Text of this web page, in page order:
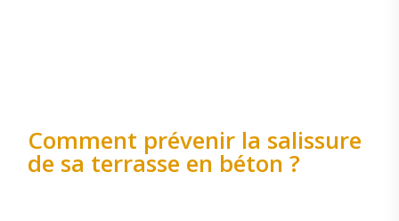
Comment prévenir la salissure
de sa terrasse en béton ?